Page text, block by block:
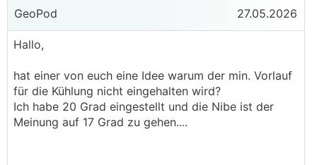
GeoPod 27.05.2026
Hallo,
hat einer von euch eine Idee warum der min. Vorlauf
für die Kühlung nicht eingehalten wird?
Ich habe 20 Grad eingestellt und die Nibe ist der
Meinung auf 17 Grad zu gehen....